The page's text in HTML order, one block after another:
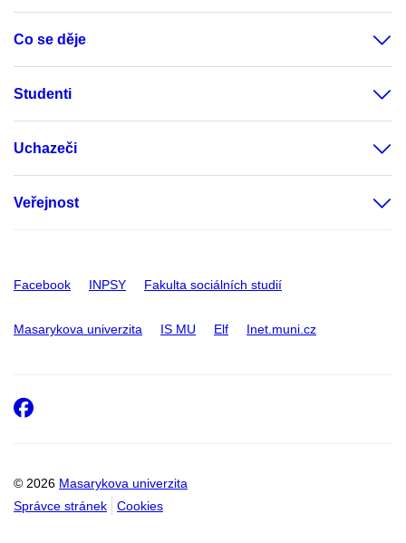
Co se děje
Studenti
Uchazeči
Veřejnost
Facebook INPSY Fakulta sociálních studií
Masarykova univerzita IS MU Elf Inet.muni.cz
© 2026 Masarykova univerzita
Správce stránek
Cookies
Facebook